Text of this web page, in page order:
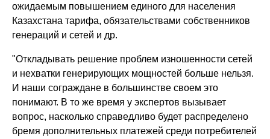
ожидаемым повышением единого для населения
Казахстана тарифа, обязательствами собственников
генераций и сетей и др.
"Откладывать решение проблем изношенности сетей
и нехватки генерирующих мощностей больше нельзя.
И наши сограждане в большинстве своем это
понимают. В то же время у экспертов вызывает
вопрос, насколько справедливо будет распределено
бремя дополнительных платежей среди потребителей